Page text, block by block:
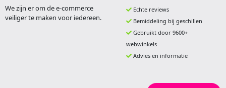
We zijn er om de e-commerce
veiliger te maken voor iedereen.
Echte reviews
Bemiddeling bij geschillen
Gebruikt door 9600+
webwinkels
Advies en informatie